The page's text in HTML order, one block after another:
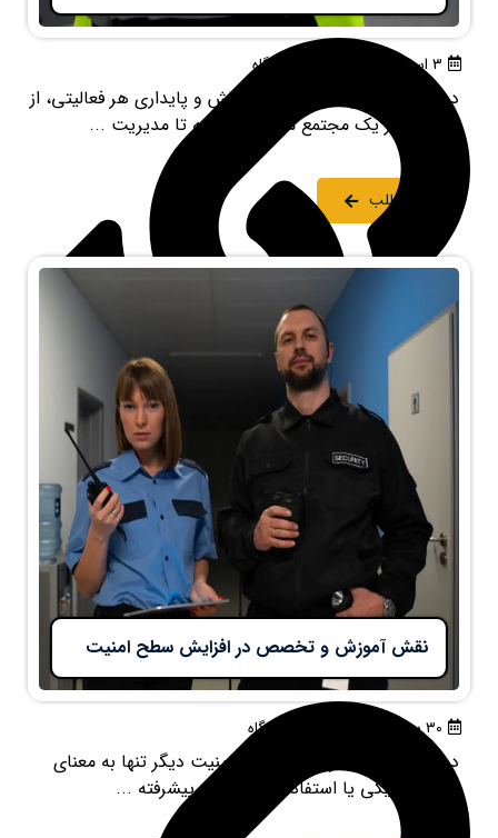
۳ اسفند ۱۴۰۴ بدون دیدگاه
در جهان پرفرازونشیب امروز، آرامش و پایداری هر فعالیتی، از
سکونت در یک مجتمع مسکونی گرفته تا مدیریت ...
ادامه مطلب
نقش آموزش و تخصص در افزایش سطح امنیت
۳۰ بهمن ۱۴۰۴ بدون دیدگاه
در دنیای پیچیده و متغیر امروز، امنیت دیگر تنها به معنای
حضور فیزیکی یا استفاده از تجهیزات پیشرفته ...